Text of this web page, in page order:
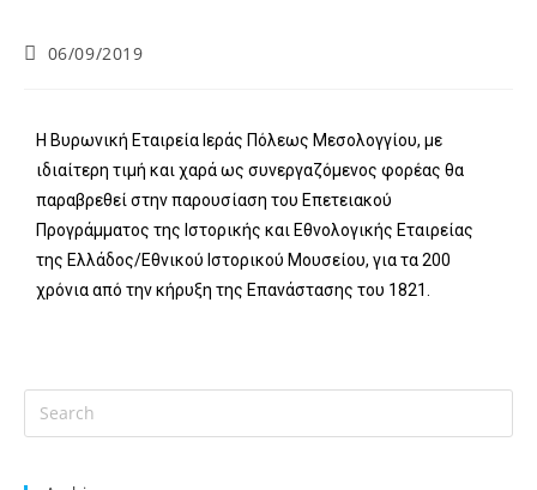
06/09/2019
Η Βυρωνική Εταιρεία Ιεράς Πόλεως Μεσολογγίου, με
ιδιαίτερη τιμή και χαρά ως συνεργαζόμενος φορέας θα
παραβρεθεί στην παρουσίαση του Επετειακού
Προγράμματος της Ιστορικής και Εθνολογικής Εταιρείας
της Ελλάδος/Εθνικού Ιστορικού Μουσείου, για τα 200
χρόνια από την κήρυξη της Επανάστασης του 1821.